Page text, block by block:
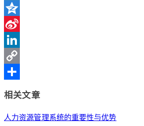
WeChat
Qzone
Sina
Weibo
LinkedIn
Copy
相关文章
人力资源管理系统的重要性与优势